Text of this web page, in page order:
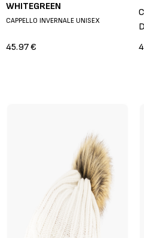
WHITEGREEN
CAPPELLO INVERNALE UNISEX
45.97 €